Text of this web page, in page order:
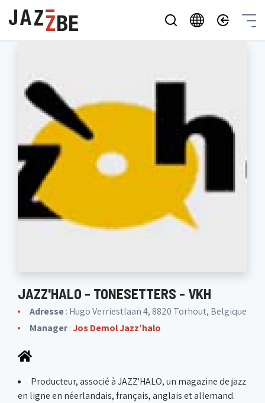
JAZZ'HALO - TONESETTERS - VKH
Adresse: Hugo Verriestlaan 4, 8820 Torhout, Belgique
Manager:Jos Demol Jazz’halo
Producteur, associé à JAZZ'HALO, un magazine de jazz
en ligne en néerlandais, français, anglais et allemand.